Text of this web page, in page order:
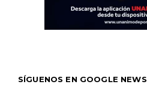
SÍGUENOS EN GOOGLE NEWS